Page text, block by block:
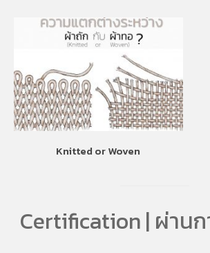
Knitted or Woven
Certification | ผ่าน